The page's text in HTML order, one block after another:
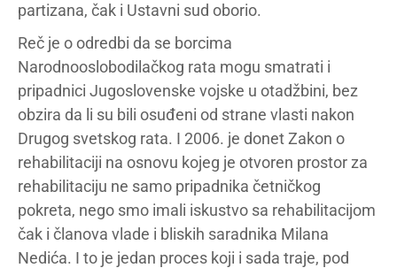
partizana, čak i Ustavni sud oborio.
Reč je o odredbi da se borcima
Narodnooslobodilačkog rata mogu smatrati i
pripadnici Jugoslovenske vojske u otadžbini, bez
obzira da li su bili osuđeni od strane vlasti nakon
Drugog svetskog rata. I 2006. je donet Zakon o
rehabilitaciji na osnovu kojeg je otvoren prostor za
rehabilitaciju ne samo pripadnika četničkog
pokreta, nego smo imali iskustvo sa rehabilitacijom
čak i članova vlade i bliskih saradnika Milana
Nedića. I to je jedan proces koji i sada traje, pod